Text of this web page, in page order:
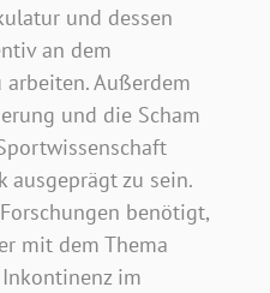
und dessen
an dem
Außerdem
und die Scham
ausgeprägt zu sein.
benötigt,
mit dem Thema
im